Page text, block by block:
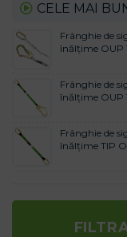
CELE MAI
Frânghie de
înălțime OUP
Frânghie de
înălțime OUP
Frânghie de
înălțime TIP